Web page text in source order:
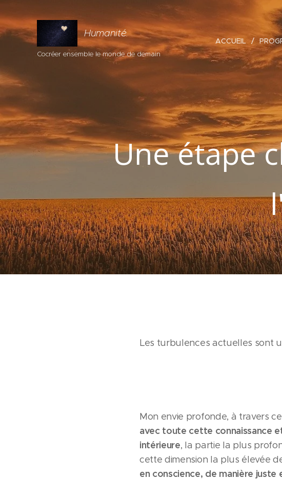
Humanité.
Cocréer ensemble le monde de demain
ACCUEIL
Une étape
Les turbulences actuelles sont
Mon envie profonde, à travers
avec toute cette connaissance
intérieure, la partie la plus
cette dimension la plus élevée
en conscience, de manière juste